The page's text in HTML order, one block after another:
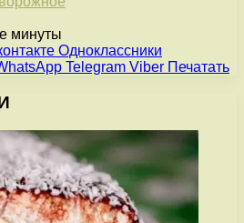
минуты
Одноклассники
Telegram Viber Печатать